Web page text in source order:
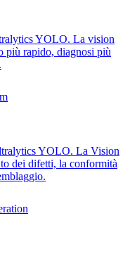
YOLO. La vision
più rapido, diagnosi più
YOLO. La Vision
dei difetti, la conformità